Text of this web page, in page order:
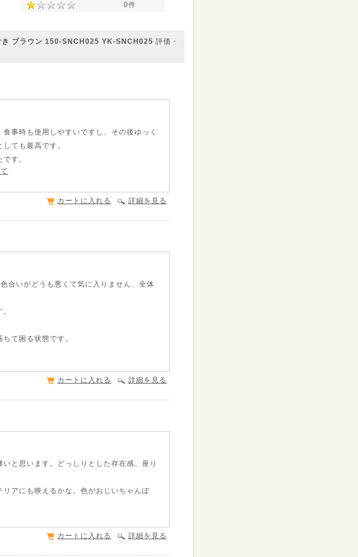
0件
き ブラウン 150-SNCH025 YK-SNCH025 評価・
事時も使用しやすいですし、その後ゆっく
ても最高です。
す。
詳細を見る
カートに入れる
合いがどうも悪くて気に入りません、全体
ちて困る状態です。
詳細を見る
カートに入れる
と思います。どっしりとした存在感。座り
アにも映えるかな。色がおじいちゃんぽ
詳細を見る
カートに入れる